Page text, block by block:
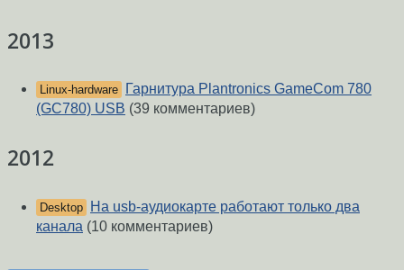
2013
Linux-hardware
Гарнитура Plantronics GameCom 780
(GC780) USB (39 комментариев)
2012
Desktop
На usb-аудиокарте работают только два
канала (10 комментариев)